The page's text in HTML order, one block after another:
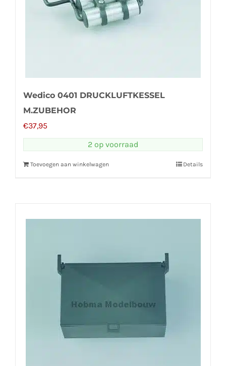
Wedico 0401 DRUCKLUFTKESSEL
M.ZUBEHOR
€37,95
2 op voorraad
Toevoegen aan winkelwagen Details